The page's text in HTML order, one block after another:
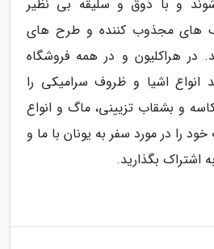
و با ذوق و سلیقه بی نظیر
های مجذوب کننده و طرح های
در هراکلیون و در همه فروشگاه
انواع اشیا و ظروف سرامیکی را
و بشقاب تزیینی، ماگ و انواع
را در مورد سفر به یونان با ما و
اشتراک بگذارید.